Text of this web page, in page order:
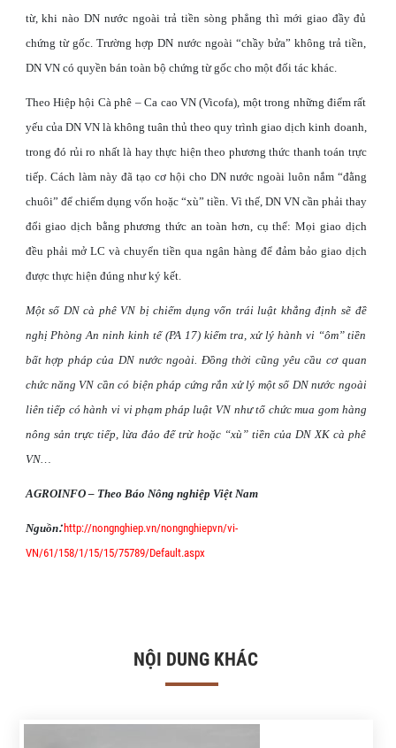
từ, khi nào DN nước ngoài trả tiền sòng phẳng thì mới giao đầy đủ
chứng từ gốc. Trường hợp DN nước ngoài “chầy bửa” không trả tiền,
DN VN có quyền bán toàn bộ chứng từ gốc cho một đối tác khác.
Theo Hiệp hội Cà phê – Ca cao VN (Vicofa), một trong những điểm rất
yếu của DN VN là không tuân thủ theo quy trình giao dịch kinh doanh,
trong đó rủi ro nhất là hay thực hiện theo phương thức thanh toán trực
tiếp. Cách làm này đã tạo cơ hội cho DN nước ngoài luôn nắm “đằng
chuôi” để chiếm dụng vốn hoặc “xù” tiền. Vì thế, DN VN cần phải thay
đổi giao dịch bằng phương thức an toàn hơn, cụ thể: Mọi giao dịch
đều phải mở LC và chuyển tiền qua ngân hàng để đảm bảo giao dịch
được thực hiện đúng như ký kết.
Một số DN cà phê VN bị chiếm dụng vốn trái luật khẳng định sẽ đề
nghị Phòng An ninh kinh tế (PA 17) kiểm tra, xử lý hành vi “ôm” tiền
bất hợp pháp của DN nước ngoài. Đồng thời cũng yêu cầu cơ quan
chức năng VN cần có biện pháp cứng rắn xử lý một số DN nước ngoài
liên tiếp có hành vi vi phạm pháp luật VN như tổ chức mua gom hàng
nông sản trực tiếp, lừa đảo để trừ hoặc “xù” tiền của DN XK cà phê
VN…
AGROINFO – Theo Báo Nông nghiệp Việt Nam
Nguồn: http://nongnghiep.vn/nongnghiepvn/vi-
VN/61/158/1/15/15/75789/Default.aspx
NỘI DUNG KHÁC